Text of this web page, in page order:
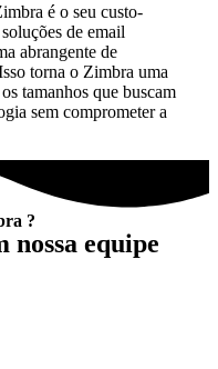
é o seu custo-
de email
abrangente de
torna o Zimbra uma
tamanhos que buscam
sem comprometer a
?
nossa equipe